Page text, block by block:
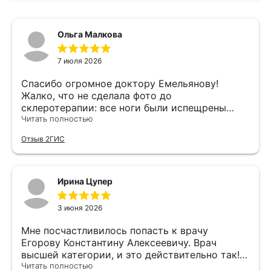
Ольга Малкова
7 июля 2026
Спасибо огромное доктору Емельянову!
Жалко, что не сделала фото до
склеротерапии: все ноги были испещрены
звёздочками. Пришлось сделать 5 процедур
лета, чтобы писать отзыв по результату.
Знакомая, как увидела на пляже, спросила,
доктора выше всяких похвал!
Читать полностью
Отзыв 2ГИС
Ирина Цупер
3 июня 2026
Мне посчастливилось попасть к врачу
Егорову Константину Алексеевичу. Врач
высшей категории, и это действительно так!
Все чётко и ясно разъяснил про мой варикоз,
Читать полностью
Согласие на обработку персональных
данных
Сведения о сookies-файлах
Согласие на получение информационной и
рекламной рассылки